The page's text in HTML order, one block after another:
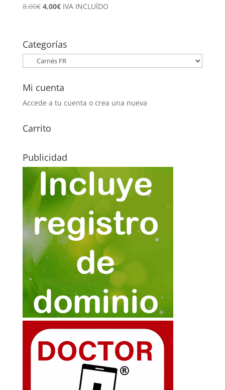
8,00€ El
era:
8,00€.
4,00€El
es:
4,00€.
IVA INCLUÍDO
Categorías
Mi cuenta
Accede a tu cuenta o crea una nueva
Carrito
Publicidad